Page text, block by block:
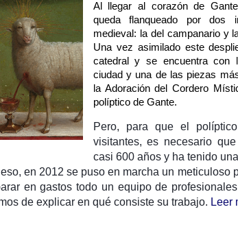
Al llegar al corazón de
queda flanqueado por dos
medieval: la del campanario y
Una vez asimilado este
catedral y se encuentra con
ciudad y una de las piezas
la Adoración del Cordero
políptico de Gante.
Pero, para que el
visitantes, es necesario
casi 600 años y ha tenido
en 2012 se puso en marcha un meticuloso
en gastos todo un equipo de
de explicar en qué consiste su trabajo. Leer